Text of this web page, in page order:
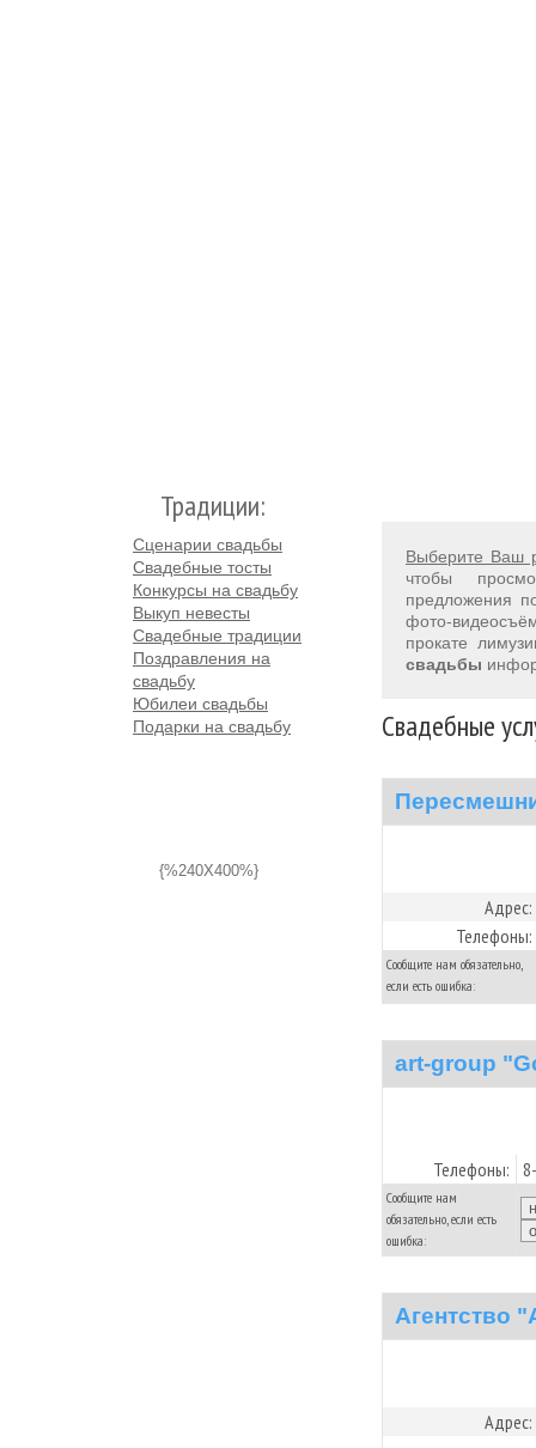
Традиции:
Сценарии свадьбы
Свадебные тосты
Конкурсы на свадьбу
Выкуп невесты
Свадебные традиции
Поздравления на
свадьбу
Юбилеи свадьбы
Подарки на свадьбу
{%240X400%}
Выберите Ваш
чтобы
предложения
фото-
прокате
свадьбы
Свадебные
Адрес:
Телефоны:
Сообщите нам обязательно,
если есть ошибка:
art-group
Телефоны:
Сообщите нам
обязательно, если есть
ошибка:
Агентство
Адрес: